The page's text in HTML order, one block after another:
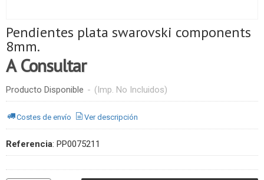
Pendientes plata swarovski components
8mm.
A Consultar
Producto Disponible - (Imp. No Incluidos)
Costes de envío Ver descripción
Referencia: PP0075211